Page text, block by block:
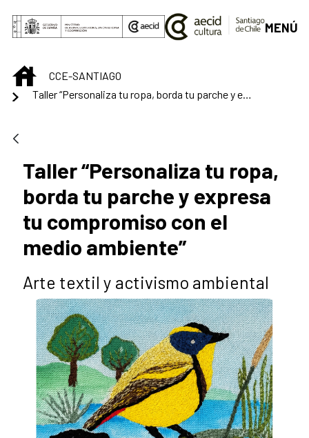
Saltar al contenido principal
MENÚ
INICIOCCE-SANTIAGO
Taller “Personaliza tu ropa, borda tu parche y expresa tu compromiso con el medio ambiente”
Taller “Personaliza tu ropa,
borda tu parche y expresa
tu compromiso con el
medio ambiente”
Arte textil y activismo ambiental